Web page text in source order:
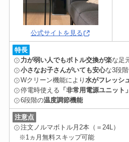
公式サイトを見る
特長
力が弱い人でもボトル交換が楽な足
小さなお子さんがいても安心な3段
Wクリーン機能により 水がフレッシ
停電時使える 「非常用電源ユニット」
6段階の温度調節機能
注意点
注文ノルマボトル月2本（＝24L）
※1ヵ月無料スキップ可能